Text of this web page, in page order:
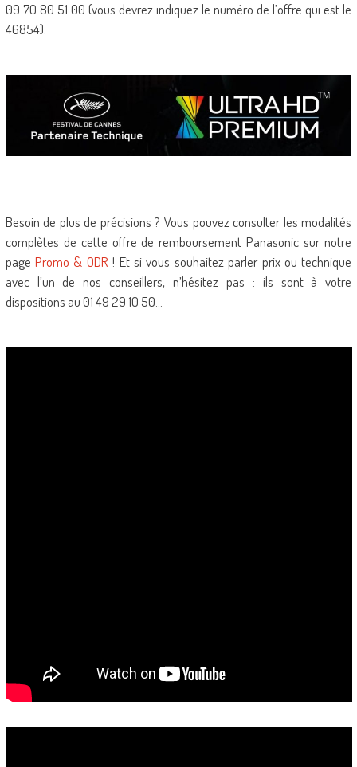
09 70 80 51 00 (vous devrez indiquez le numéro de l’offre qui est le
46854).
Besoin de plus de précisions ? Vous pouvez consulter les modalités
complètes de cette offre de remboursement Panasonic sur notre
pagePromo & ODR ! Et si vous souhaitez parler prix ou technique
avec l’un de nos conseillers, n’hésitez pas : ils sont à votre
dispositions au 01 49 29 10 50…